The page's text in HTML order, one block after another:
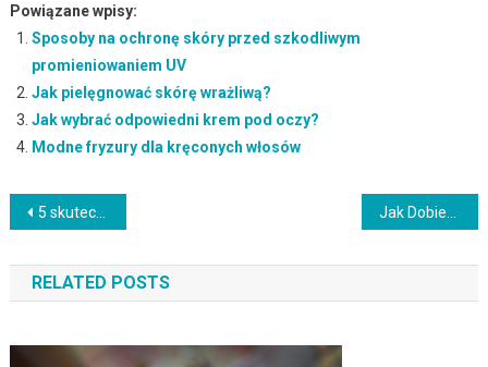
Powiązane wpisy:
Sposoby na ochronę skóry przed szkodliwym
promieniowaniem UV
Jak pielęgnować skórę wrażliwą?
Jak wybrać odpowiedni krem pod oczy?
Modne fryzury dla kręconych włosów
Nawigacja
wpisu
5 skutecznych porad, dzięki którym Twój makijaż będzie wyglądał naturalnie
RELATED POSTS